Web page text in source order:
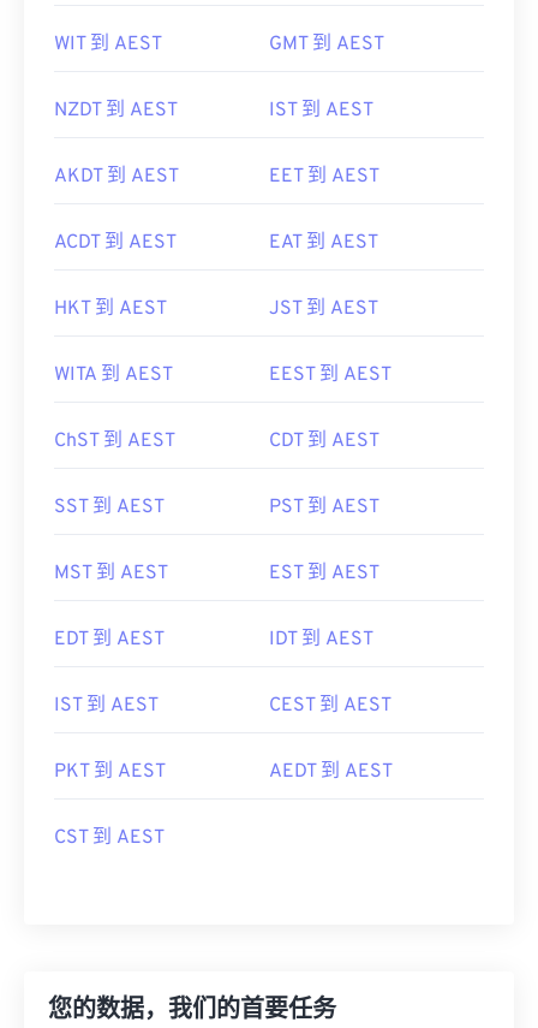
WIT 到 AEST GMT 到 AEST
NZDT 到 AEST IST 到 AEST
AKDT 到 AEST EET 到 AEST
ACDT 到 AEST EAT 到 AEST
HKT 到 AEST JST 到 AEST
WITA 到 AEST EEST 到 AEST
ChST 到 AEST CDT 到 AEST
SST 到 AEST PST 到 AEST
MST 到 AEST EST 到 AEST
EDT 到 AEST IDT 到 AEST
IST 到 AEST CEST 到 AEST
PKT 到 AEST AEDT 到 AEST
CST 到 AEST
您的数据，我们的首要任务